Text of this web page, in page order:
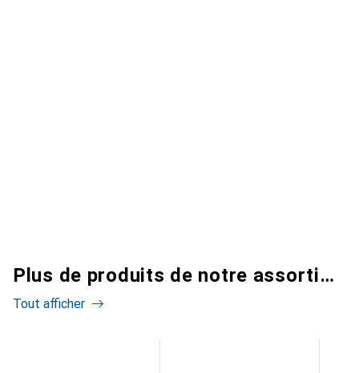
Plus de produits de notre assortiment
Tout afficher